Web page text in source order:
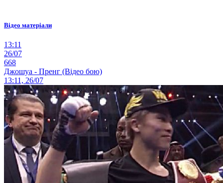
Відео матеріали
13:11
26/07
668
Джошуа - Пренг (Відео бою)
13:11, 26/07